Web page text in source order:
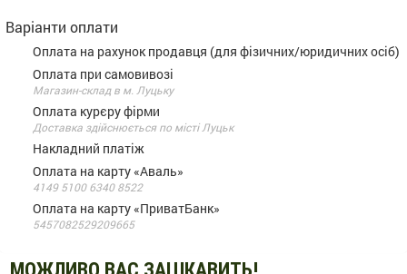
Варіанти оплати
Оплата на рахунок продавця (для фізичних/юридичних осіб)
Оплата при самовивозі
Магазин-склад в м. Луцьку
Оплата курєру фірми
Доставка здійснюється по місті Луцьк
Накладний платіж
Оплата на карту «Аваль»
4149 5100 6340 8522
Оплата на карту «ПриватБанк»
5457082529209665